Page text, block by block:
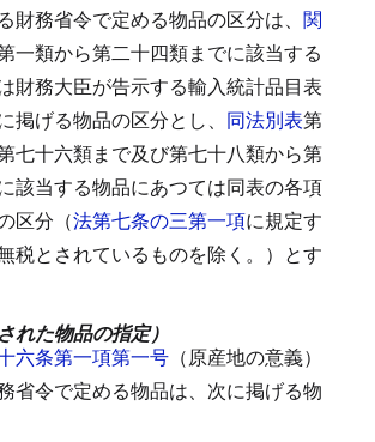
財務省令で定める物品の区分は、 関
一類から第二十四類までに該当する
財務大臣が告示する輸入統計品目表
掲げる物品の区分とし、 同法別表第
七十六類まで及び第七十八類から第
該当する物品にあつては同表の各項
区分（法第七条の三第一項に規定す
税とされているものを除く。）とす
れた物品の指定）
六条第一項第一号 （原産地の意義）
省令で定める物品は、次に掲げる物